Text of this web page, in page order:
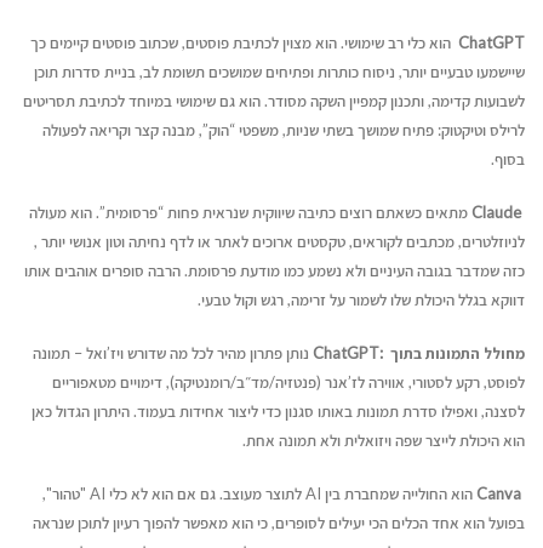
ChatGPT הוא כלי רב שימושי. הוא מצוין לכתיבת פוסטים, שכתוב פוסטים קיימים כך
שיישמעו טבעיים יותר, ניסוח כותרות ופתיחים שמושכים תשומת לב, בניית סדרות תוכן
לשבועות קדימה, ותכנון קמפיין השקה מסודר. הוא גם שימושי במיוחד לכתיבת תסריטים
לרילס וטיקטוק: פתיח שמושך בשתי שניות, משפטי “הוק”, מבנה קצר וקריאה לפעולה
בסוף.
Claude
מתאים כשאתם רוצים כתיבה שיווקית שנראית פחות “פרסומית”. הוא מעולה
לניוזלטרים, מכתבים לקוראים, טקסטים ארוכים לאתר או לדף נחיתה וטון אנושי יותר ,
כזה שמדבר בגובה העיניים ולא נשמע כמו מודעת פרסומת. הרבה סופרים אוהבים אותו
דווקא בגלל היכולת שלו לשמור על זרימה, רגש וקול טבעי.
מחולל התמונות בתוך :ChatGPT
נותן פתרון מהיר לכל מה שדורש ויז’ואל – תמונה
לפוסט, רקע לסטורי, אווירה לז’אנר (פנטזיה/מד״ב/רומנטיקה), דימויים מטאפוריים
לסצנה, ואפילו סדרת תמונות באותו סגנון כדי ליצור אחידות בעמוד. היתרון הגדול כאן
הוא היכולת לייצר שפה ויזואלית ולא תמונה אחת.
הוא החולייה שמחברת בין AI לתוצר מעוצב. גם אם הוא לא כלי AI "טהור",
בפועל הוא אחד הכלים הכי יעילים לסופרים, כי הוא מאפשר להפוך רעיון לתוכן שנראה